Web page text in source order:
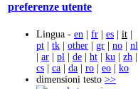
preferenze utente
Lingua - en | fr | es | it |
pt | tk | other | gr | no | nl
| ar | pl | de | ht | ku | zh |
cs | ca | da | ro | eo | ko
dimensioni testo >>